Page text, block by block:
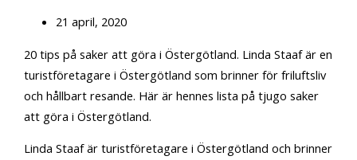
21 april, 2020
20 tips på saker att göra i Östergötland. Linda Staaf är en
turistföretagare i Östergötland som brinner för friluftsliv
och hållbart resande. Här är hennes lista på tjugo saker
att göra i Östergötland.
Linda Staaf är turistföretagare i Östergötland och brinner